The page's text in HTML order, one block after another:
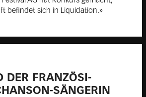
befindet sich in Liquidation.»
DER FRAN­ZÖ­SI­
SÄN­GE­RIN